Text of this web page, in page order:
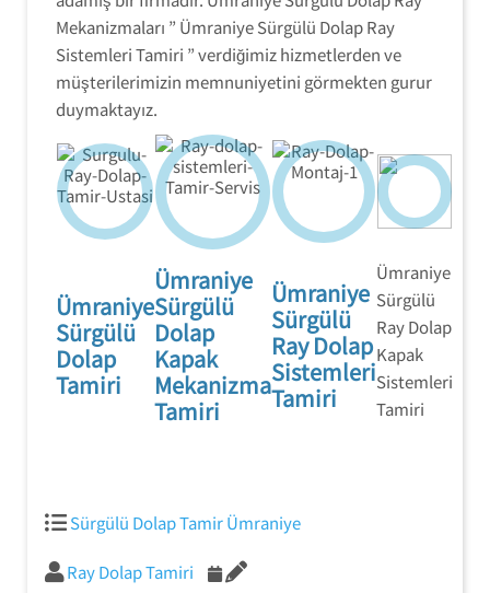
garanti eden
orijinal yedek
parçalar ile
hizmet
vermekteyiz.
Mekanizmaları ” Ümraniye Sürgülü Dolap Ray
Sistemleri Tamiri ” verdiğimiz hizmetlerden ve
müşterilerimizin memnuniyetini görmekten gurur
duymaktayız.
Ümraniye
Sürgülü
Dolap
Tamiri
Ümraniye
Sürgülü
Dolap
Kapak
Mekanizma
Tamiri
Ümraniye
Sürgülü
Ray Dolap
Sistemleri
Tamiri
Ümraniye
Sürgülü
Ray Dolap
Kapak
Sistemleri
Tamiri
Sürgülü Dolap Tamir Ümraniye
Ray Dolap Tamiri